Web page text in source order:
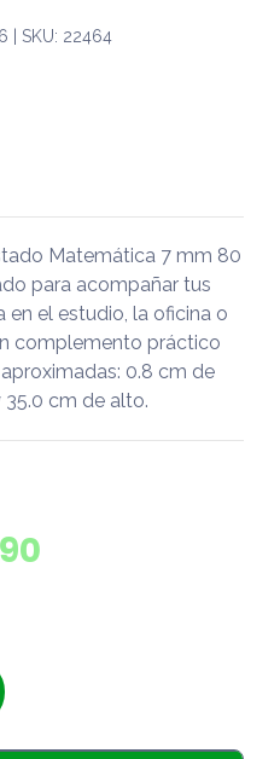
| SKU: 22464
Matemática 7 mm 80
para acompañar tus
en el estudio, la oficina o
complemento práctico
0.8 cm de
35.0 cm de alto.